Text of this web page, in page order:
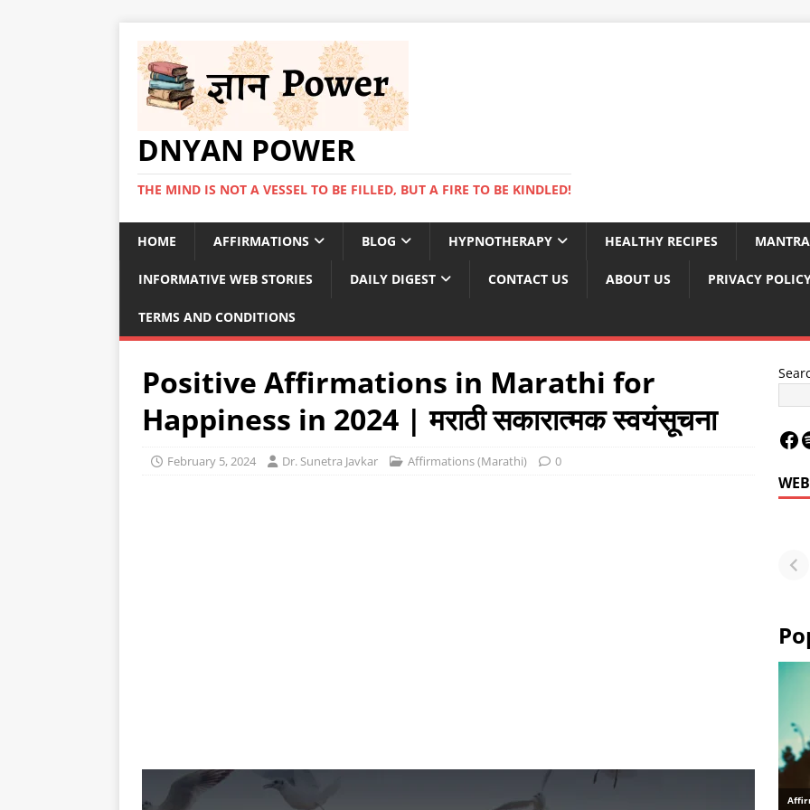
DNYAN POWER
THE MIND IS NOT A VESSEL TO BE FILLED, BUT A FIRE TO BE KINDLED!
HOME AFFIRMATIONS BLOG HYPNOTHERAPY HEALTHY RECIPES
INFORMATIVE WEB STORIES DAILY DIGEST CONTACT US ABOUT US PRIVACY
TERMS AND CONDITIONS
Positive Affirmations in Marathi for
Happiness in 2024 | मराठी सकारात्मक स्वयंसूचना
February 5, 2024 Dr. Sunetra Javkar Affirmations (Marathi) 0